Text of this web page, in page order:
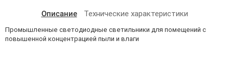
Описание Технические характеристики
Промышленные светодиодные светильники для помещений с
повышенной концентрацией пыли и влаги